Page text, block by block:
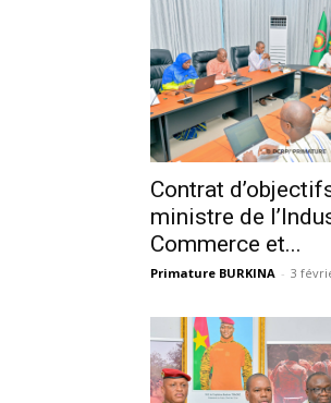
Contrat
ministre de
Commerce et...
Primature BURKINA - 3